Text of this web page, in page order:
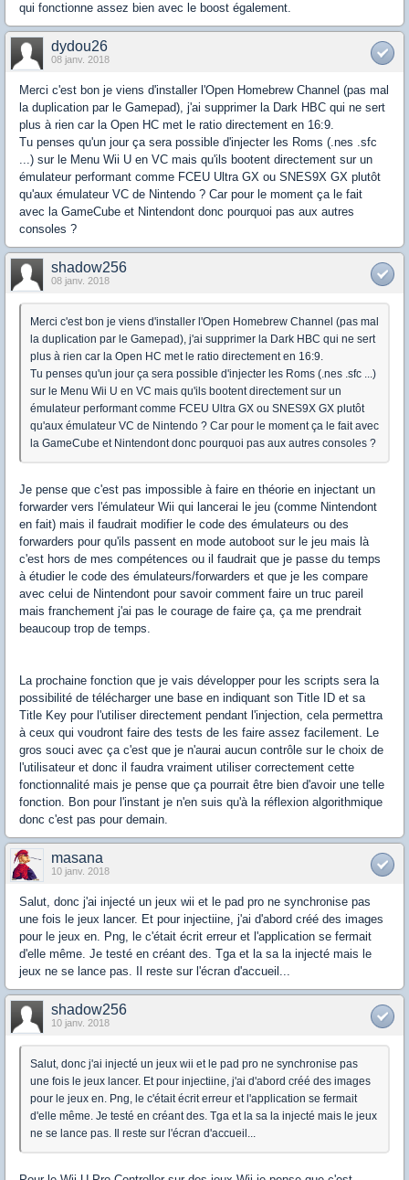
qui fonctionne assez bien avec le boost également.
dydou26
08 janv. 2018
Merci c'est bon je viens d'installer l'Open Homebrew Channel (pas mal
la duplication par le Gamepad), j'ai supprimer la Dark HBC qui ne sert
plus à rien car la Open HC met le ratio directement en 16:9.
Tu penses qu'un jour ça sera possible d'injecter les Roms (.nes .sfc
...) sur le Menu Wii U en VC mais qu'ils bootent directement sur un
émulateur performant comme FCEU Ultra GX ou SNES9X GX plutôt
qu'aux émulateur VC de Nintendo ? Car pour le moment ça le fait
avec la GameCube et Nintendont donc pourquoi pas aux autres
consoles ?
shadow256
08 janv. 2018
Merci c'est bon je viens d'installer l'Open Homebrew Channel (pas mal
la duplication par le Gamepad), j'ai supprimer la Dark HBC qui ne sert
plus à rien car la Open HC met le ratio directement en 16:9.
Tu penses qu'un jour ça sera possible d'injecter les Roms (.nes .sfc ...)
sur le Menu Wii U en VC mais qu'ils bootent directement sur un
émulateur performant comme FCEU Ultra GX ou SNES9X GX plutôt
qu'aux émulateur VC de Nintendo ? Car pour le moment ça le fait avec
la GameCube et Nintendont donc pourquoi pas aux autres consoles ?
Je pense que c'est pas impossible à faire en théorie en injectant un
forwarder vers l'émulateur Wii qui lancerai le jeu (comme Nintendont
en fait) mais il faudrait modifier le code des émulateurs ou des
forwarders pour qu'ils passent en mode autoboot sur le jeu mais là
c'est hors de mes compétences ou il faudrait que je passe du temps
à étudier le code des émulateurs/forwarders et que je les compare
avec celui de Nintendont pour savoir comment faire un truc pareil
mais franchement j'ai pas le courage de faire ça, ça me prendrait
beaucoup trop de temps.
La prochaine fonction que je vais développer pour les scripts sera la
possibilité de télécharger une base en indiquant son Title ID et sa
Title Key pour l'utiliser directement pendant l'injection, cela permettra
à ceux qui voudront faire des tests de les faire assez facilement. Le
gros souci avec ça c'est que je n'aurai aucun contrôle sur le choix de
l'utilisateur et donc il faudra vraiment utiliser correctement cette
fonctionnalité mais je pense que ça pourrait être bien d'avoir une telle
fonction. Bon pour l'instant je n'en suis qu'à la réflexion algorithmique
donc c'est pas pour demain.
masana
10 janv. 2018
Salut, donc j'ai injecté un jeux wii et le pad pro ne synchronise pas
une fois le jeux lancer. Et pour injectiine, j'ai d'abord créé des images
pour le jeux en. Png, le c'était écrit erreur et l'application se fermait
d'elle même. Je testé en créant des. Tga et la sa la injecté mais le
jeux ne se lance pas. Il reste sur l'écran d'accueil...
shadow256
10 janv. 2018
Salut, donc j'ai injecté un jeux wii et le pad pro ne synchronise pas
une fois le jeux lancer. Et pour injectiine, j'ai d'abord créé des images
pour le jeux en. Png, le c'était écrit erreur et l'application se fermait
d'elle même. Je testé en créant des. Tga et la sa la injecté mais le jeux
ne se lance pas. Il reste sur l'écran d'accueil...